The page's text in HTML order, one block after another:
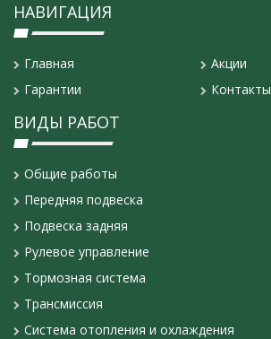
НАВИГАЦИЯ
Главная
Акции
Гарантии
Контакты
ВИДЫ РАБОТ
Общие работы
Передняя подвеска
Подвеска задняя
Рулевое управление
Тормозная система
Трансмиссия
Система отопления и охлаждения